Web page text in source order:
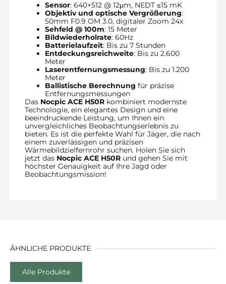
Sensor: 640×512 @ 12μm, NEDT ≤15 mK
Objektiv und optische Vergrößerung:
50mm F0.9 OM 3.0, digitaler Zoom 24x
Sehfeld @ 100m: 15 Meter
Bildwiederholrate: 60Hz
Batterielaufzeit: Bis zu 7 Stunden
Entdeckungsreichweite: Bis zu 2.600
Meter
Laserentfernungsmessung: Bis zu 1.200
Meter
Ballistische Berechnung für präzise
Entfernungsmessungen
Das Nocpic ACE H50Rkombiniert modernste
Technologie, ein elegantes Design und eine
beeindruckende Leistung, um Ihnen ein
unvergleichliches Beobachtungserlebnis zu
bieten. Es ist die perfekte Wahl für Jäger, die nach
einem zuverlässigen und präzisen
Wärmebildzielfernrohr suchen. Holen Sie sich
jetzt das Nocpic ACE H50Rund gehen Sie mit
höchster Genauigkeit auf Ihre Jagd oder
Beobachtungsmission!
ÄHNLICHE PRODUKTE
Alle Produkte